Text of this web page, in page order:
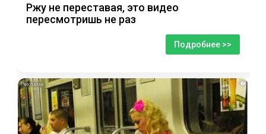
Ржу не переставая, это видео
пересмотришь не раз
Подробнее >>
i